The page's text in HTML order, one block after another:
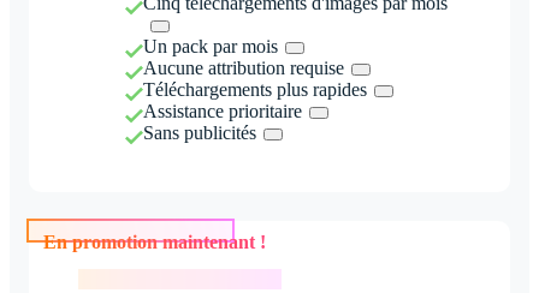
Un pack par mois
Aucune attribution requise
Téléchargements plus rapides
Assistance prioritaire
Sans publicités
En promotion maintenant !